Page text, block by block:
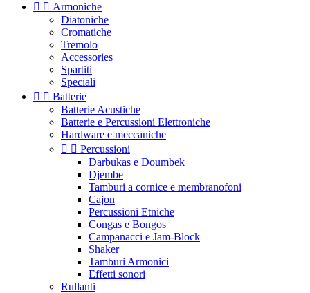
  Armoniche
Diatoniche
Cromatiche
Tremolo
Accessories
Spartiti
Speciali
  Batterie
Batterie Acustiche
Batterie e Percussioni Elettroniche
Hardware e meccaniche
  Percussioni
Darbukas e Doumbek
Djembe
Tamburi a cornice e membranofoni
Cajon
Percussioni Etniche
Congas e Bongos
Campanacci e Jam-Block
Shaker
Tamburi Armonici
Effetti sonori
Rullanti